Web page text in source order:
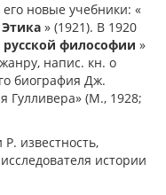
новые учебники: «
Этика » (1921). В 1920
философии »
напис. кн. о
биография Дж.
Гулливера» (М., 1928;
известность,
истории